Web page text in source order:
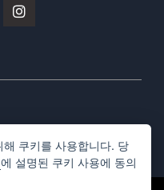
쿠키를 사용합니다. 당
에 설명된 쿠키 사용에 동의